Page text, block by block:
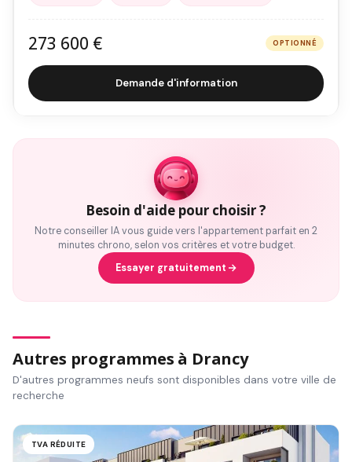
273 600 € OPTIONNÉ
Demande d'information
Besoin d'aide pour choisir ?
Notre conseiller IA vous guide vers l'appartement parfait en 2
minutes chrono, selon vos critères et votre budget.
Essayer gratuitement
Autres programmes à Drancy
D'autres programmes neufs sont disponibles dans votre ville de
recherche
TVA RÉDUITE